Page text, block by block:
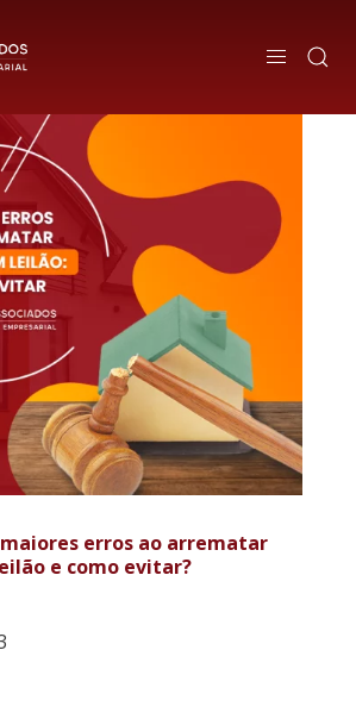
maiores erros ao arrematar
e como evitar?